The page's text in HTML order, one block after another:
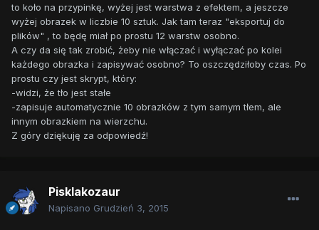
to koło na przypinkę, wyżej jest warstwa z efektem, a jeszcze
wyżej obrazek w liczbie 10 sztuk. Jak tam teraz "eksportuj do
plików" , to będę miał po prostu 12 warstw osobno.
A czy da się tak zrobić, żeby nie włączać i wyłączać po kolei
każdego obrazka i zapisywać osobno? To oszczędziłoby czas. Po
prostu czy jest skrypt, który:
-widzi, że tło jest stałe
-zapisuje automatycznie 10 obrazków z tym samym tłem, ale
innym obrazkiem na wierzchu.
Z góry dziękuję za odpowiedź!
Pisklakozaur
Napisano Grudzień 3, 2015